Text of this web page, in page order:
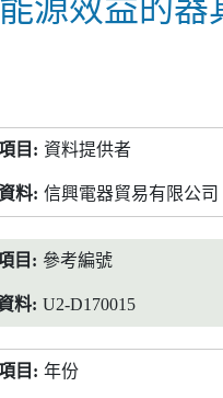
源效益的器
資料提供者
信興電器貿易有限公司
參考編號
U2-D170015
年份